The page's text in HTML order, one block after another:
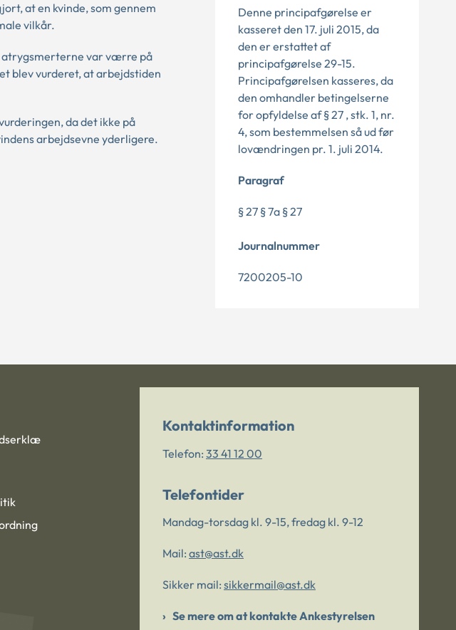
at en kvinde, som gennem
vilkår.
atrygsmerterne var værre på
blev vurderet, at arbejdstiden
da det ikke på
arbejdsevne yderligere.
Denne principafgørelse er
kasseret den 17. juli 2015, da
den er erstattet af
principafgørelse 29-15.
Principafgørelsen kasseres, da
den omhandler betingelserne
for opfyldelse af § 27 , stk. 1, nr.
4, som bestemmelsen så ud før
lovændringen pr. 1. juli 2014.
Paragraf
§ 27 § 7a § 27
Journalnummer
7200205-10
Kontaktinformation
Telefon: 33 41 12 00
Telefontider
Mandag-torsdag kl. 9-15, fredag kl. 9-12
Mail: ast@ast.dk
Sikker mail: sikkermail@ast.dk
Se mere om at kontakte Ankestyrelsen